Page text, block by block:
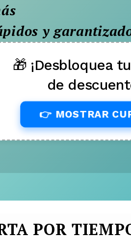
y
🎁 ¡Desbloquea
de
👉 MOSTRAR
POR